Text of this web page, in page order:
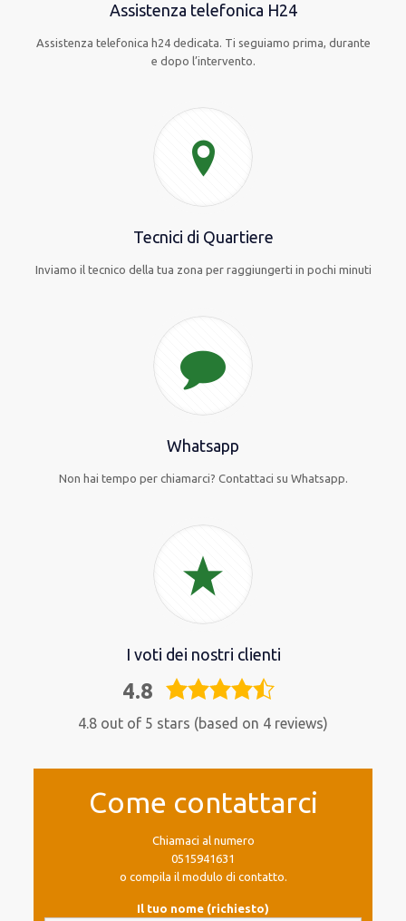
Assistenza telefonica H24
Assistenza telefonica h24 dedicata. Ti seguiamo prima, durante
e dopo l’intervento.
Tecnici di Quartiere
Inviamo il tecnico della tua zona per raggiungerti in pochi minuti
Whatsapp
Non hai tempo per chiamarci? Contattaci su Whatsapp.
I voti dei nostri clienti
4.8
4,8
4.8 out of 5 stars (based on 4 reviews)
Come contattarci
Chiamaci al numero
0515941631
o compila il modulo di contatto.
Il tuo nome (richiesto)